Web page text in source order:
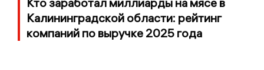
Калининградской области: рейтинг
компаний по выручке 2025 года